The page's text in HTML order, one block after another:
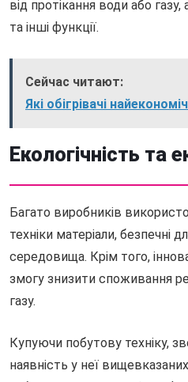
від протікання води або
та інші функції.
Сейчас читают:
Які обігрівачі
Екологічність та
Багато виробників
техніки матеріали, безпечні
середовища. Крім того,
змогу знизити споживання
газу.
Купуючи побутову техніку,
наявність у неї